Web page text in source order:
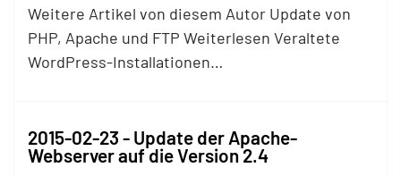
Weitere Artikel von diesem Autor Update von
PHP, Apache und FTP Weiterlesen Veraltete
WordPress-Installationen…
2015-02-23 - Update der Apache-
Webserver auf die Version 2.4